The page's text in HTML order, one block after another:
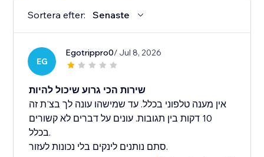
Sortera efter: Senaste
EG
Egotrippro0/ Jul 8, 2026
שירות הכי גרוע שיכול להיות
אין מענה טלפוני בכלל. עד שמישהו עונה לך בצ'ת זה
10 דקות בין תגובות. עונים על דברים לא קשורים
בכלל.
סתם נותנים לינקים בלי נכונות לעזור.